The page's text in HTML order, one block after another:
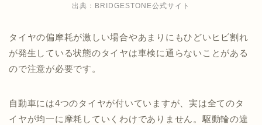
出典： BRIDGESTONE公式サイト
タイヤの偏摩耗が激しい場合やあまりにもひどいヒビ割れ
が発生している状態のタイヤは車検に通らないことがある
ので注意が必要です。
自動車には4つのタイヤが付いていますが、実は全てのタ
イヤが均一に摩耗していくわけでありません。駆動輪の違